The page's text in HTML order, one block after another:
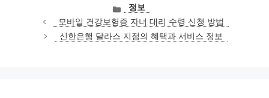
카
테
고
리
정보
모바일 건강보험증 자녀 대리 수령 신청 방법
신한은행 달라스 지점의 혜택과 서비스 정보